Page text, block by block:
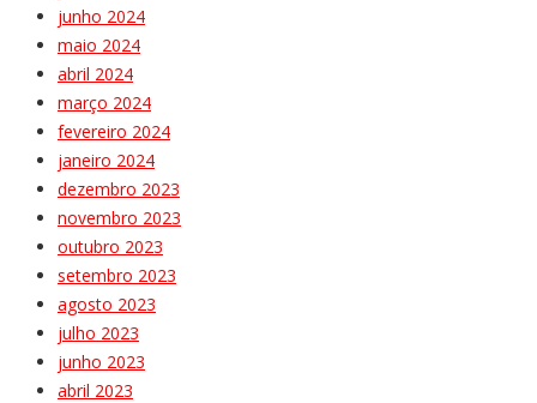
junho 2024
maio 2024
abril 2024
março 2024
fevereiro 2024
janeiro 2024
dezembro 2023
novembro 2023
outubro 2023
setembro 2023
agosto 2023
julho 2023
junho 2023
abril 2023